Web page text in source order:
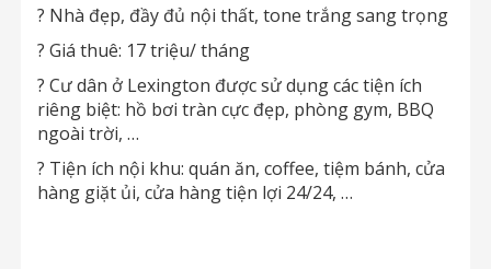
? Nhà đẹp, đầy đủ nội thất, tone trắng sang trọng
? Giá thuê: 17 triệu/ tháng
? Cư dân ở Lexington được sử dụng các tiện ích
riêng biệt: hồ bơi tràn cực đẹp, phòng gym, BBQ
ngoài trời, …
? Tiện ích nội khu: quán ăn, coffee, tiệm bánh, cửa
hàng giặt ủi, cửa hàng tiện lợi 24/24, …